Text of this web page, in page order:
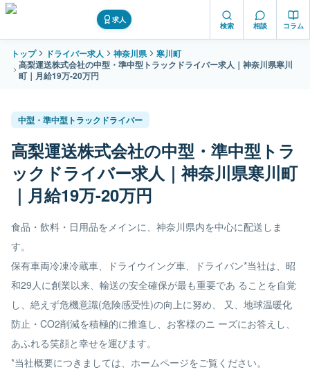
求人
検索 相談 コラム
トップ ドライバー求人 神奈川県
寒川町
高梨運送株式会社の中型・準中型トラックドライバー求人｜神奈川県寒川
町｜月給19万-20万円
中型・準中型トラックドライバー
高梨運送株式会社の中型・準中型トラ
ックドライバー求人｜神奈川県寒川町
｜月給19万-20万円
食品・飲料・日用品をメインに、神奈川県内を中心に配送しま
す。
保有車両冷凍冷蔵車、ドライウイング車、ドライバン*当社は、昭
和29人に創業以来、輸送の安全確保が最も重要であ ることを自覚
し、絶えず危機意識(危険感受性)の向上に努め、 又、地球温暖化
防止・CO2削減を積極的に推進し、お客様のニ ーズにお答えし、
あふれる笑顔と幸せを運びます。
*当社概要につきましては、ホームページをご覧ください。